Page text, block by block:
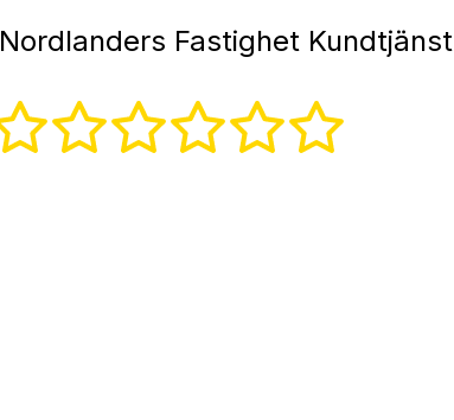
Nordlanders Fastighet Kundtjänst